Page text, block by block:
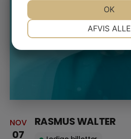
NOV
07
RASMUS WALTER
MARKETING
AFVIS ALLE
OK